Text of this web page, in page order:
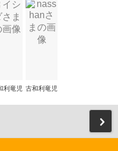
利竜児 古和利竜児